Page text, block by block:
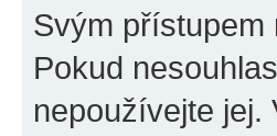
Svým přístupem
Pokud
nepoužívejte jej.